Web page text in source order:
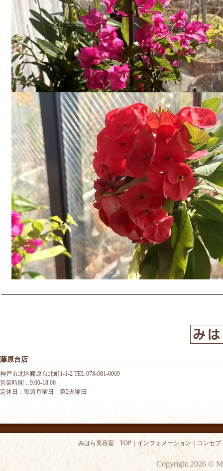
藤原台店
神戸市北区藤原台北町1-1-2 TEL 078-981-0069
営業時間：9:00-18:00
定休日：毎週月曜日 第2火曜日
みはら美容室 TOP インフォメーション コンセプ
Copyright 2026 ©